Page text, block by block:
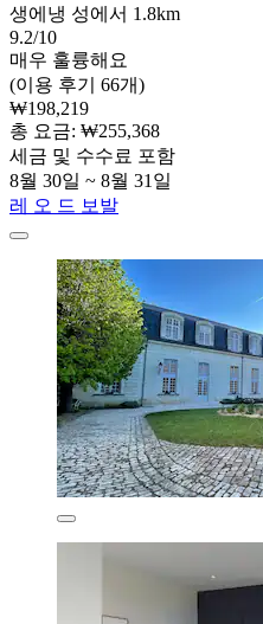
생에냉 성에서 1.8km
9.2/10
매우 훌륭해요
(이용 후기 66개)
₩198,219
총 요금: ₩255,368
세금 및 수수료 포함
8월 30일 ~ 8월 31일
레 오 드 보발